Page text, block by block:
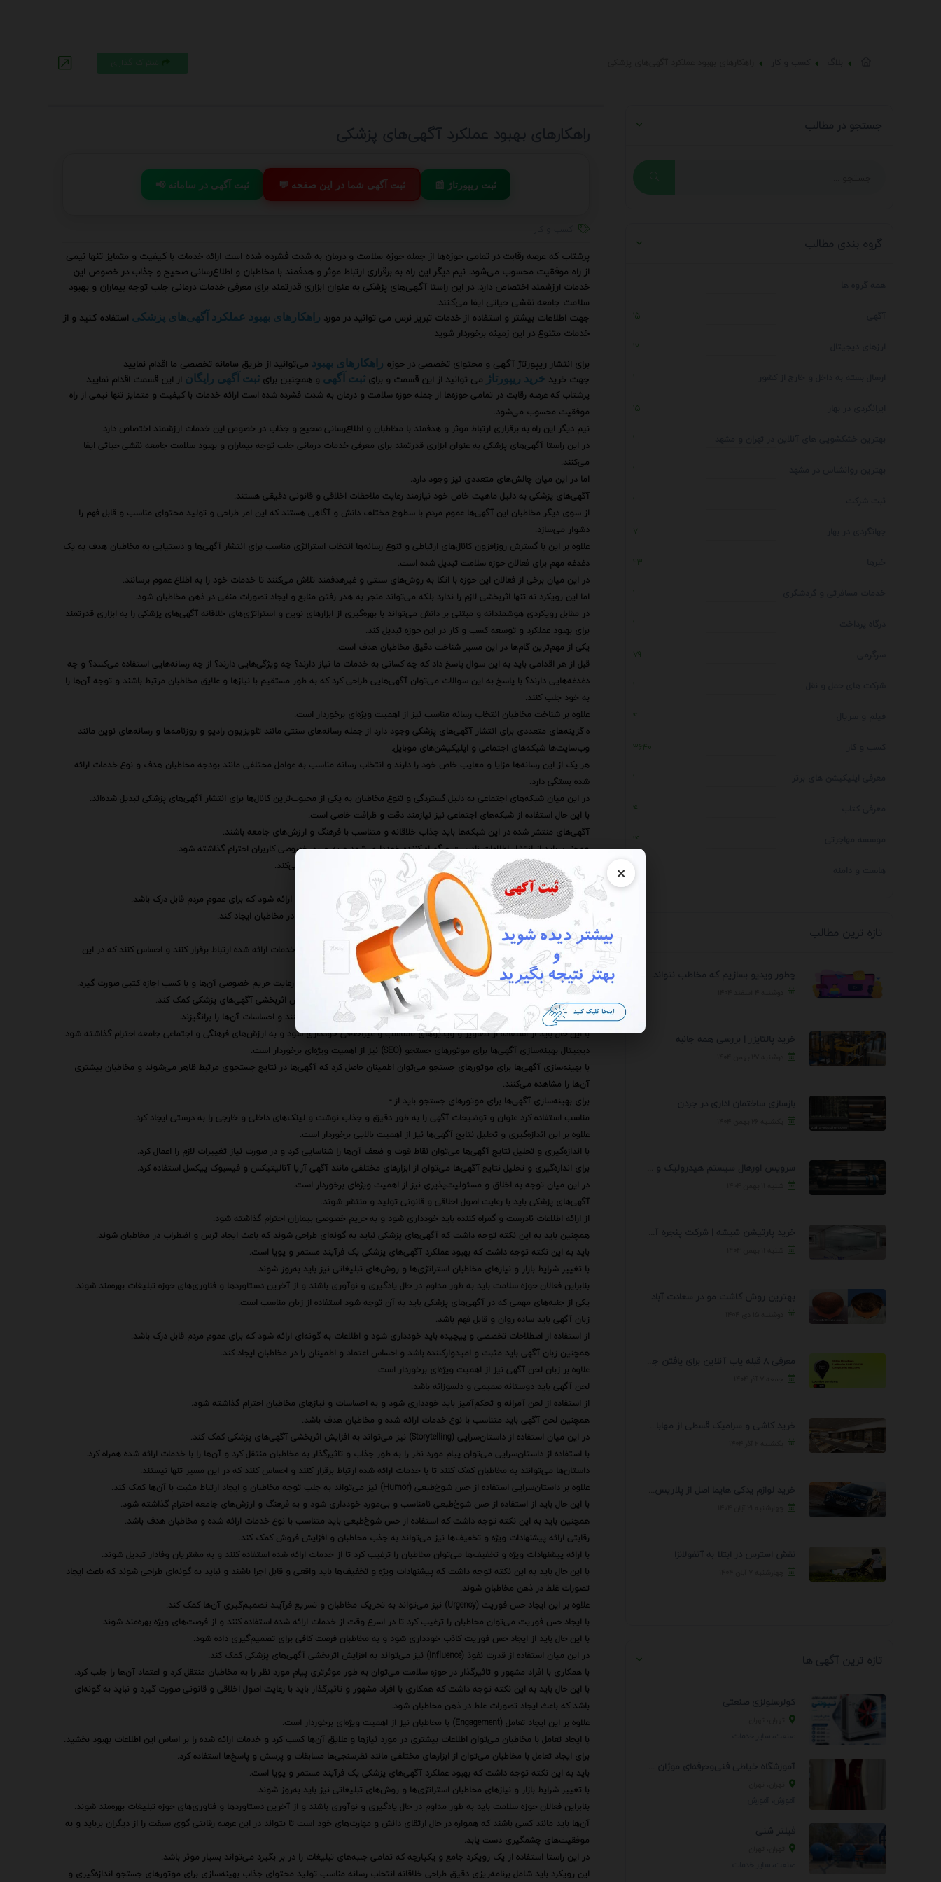
×
راهکارهای بهبود عملکرد آگهی‌های پزشکی
📢 ثبت آگهی در سامانه 💬 ثبت آگهی شما در این صفحه 📰 ثبت ریپورتاژ
پرشتاب که عرصه رقابت در تمامی حوزه‌ها از جمله حوزه سلامت و درمان به شدت فشرده شده است ارائه خدمات با کیفیت و متمایز تنها نیمی
از راه موفقیت محسوب می‌شود. نیم دیگر این راه به برقراری ارتباط موثر و هدفمند با مخاطبان و اطلاع‌رسانی صحیح و جذاب در خصوص این
خدمات ارزشمند اختصاص دارد. در این راستا آگهی‌های پزشکی به عنوان ابزاری قدرتمند برای معرفی خدمات درمانی جلب توجه بیماران و بهبود
سلامت جامعه نقشی حیاتی ایفا می‌کنند.
جهت اطلاعات بیشتر و استفاده از خدمات تبریز نرس می توانید در مورد راهکارهای بهبود عملکرد آگهی‌های پزشکی استفاده کنید و از
خدمات متنوع در این زمینه برخوردار شوید
برای انتشار ریپورتاژ آگهی و محتوای تخصصی در حوزه راهکارهای بهبود می‌توانید از طریق سامانه تخصصی ما اقدام نمایید
جهت خرید خرید ریپورتاژ می توانید از این قسمت و برای ثبت آگهی و همچنین برای ثبت آگهی رایگان از این قسمت اقدام نمایید
پرشتاب که عرصه رقابت در تمامی حوزه‌ها از جمله حوزه سلامت و درمان به شدت فشرده شده است ارائه خدمات با کیفیت و متمایز تنها نیمی از راه
موفقیت محسوب می‌شود.
نیم دیگر این راه به برقراری ارتباط موثر و هدفمند با مخاطبان و اطلاع‌رسانی صحیح و جذاب در خصوص این خدمات ارزشمند اختصاص دارد.
در این راستا آگهی‌های پزشکی به عنوان ابزاری قدرتمند برای معرفی خدمات درمانی جلب توجه بیماران و بهبود سلامت جامعه نقشی حیاتی ایفا
می‌کنند.
اما در این میان چالش‌های متعددی نیز وجود دارد.
آگهی‌های پزشکی به دلیل ماهیت خاص خود نیازمند رعایت ملاحظات اخلاقی و قانونی دقیقی هستند.
از سوی دیگر مخاطبان این آگهی‌ها عموم مردم با سطوح مختلف دانش و آگاهی هستند که این امر طراحی و تولید محتوای مناسب و قابل فهم را
دشوار می‌سازد.
علاوه بر این با گسترش روزافزون کانال‌های ارتباطی و تنوع رسانه‌ها انتخاب استراتژی مناسب برای انتشار آگهی‌ها و دستیابی به مخاطبان هدف به یک
دغدغه مهم برای فعالان حوزه سلامت تبدیل شده است.
در این میان برخی از فعالان این حوزه با اتکا به روش‌های سنتی و غیرهدفمند تلاش می‌کنند تا خدمات خود را به اطلاع عموم برسانند.
اما این رویکرد نه تنها اثربخشی لازم را ندارد بلکه می‌تواند منجر به هدر رفتن منابع و ایجاد تصورات منفی در ذهن مخاطبان شود.
در مقابل رویکردی هوشمندانه و مبتنی بر دانش می‌تواند با بهره‌گیری از ابزارهای نوین و استراتژی‌های خلاقانه آگهی‌های پزشکی را به ابزاری قدرتمند
برای بهبود عملکرد و توسعه کسب و کار در این حوزه تبدیل کند.
یکی از مهم‌ترین گام‌ها در این مسیر شناخت دقیق مخاطبان هدف است.
قبل از هر اقدامی باید به این سوال پاسخ داد که چه کسانی به خدمات ما نیاز دارند؟ چه ویژگی‌هایی دارند؟ از چه رسانه‌هایی استفاده می‌کنند؟ و چه
دغدغه‌هایی دارند؟ با پاسخ به این سوالات می‌توان آگهی‌هایی طراحی کرد که به طور مستقیم با نیازها و علایق مخاطبان مرتبط باشند و توجه آن‌ها را
به خود جلب کنند.
علاوه بر شناخت مخاطبان انتخاب رسانه مناسب نیز از اهمیت ویژه‌ای برخوردار است.
ه گزینه‌های متعددی برای انتشار آگهی‌های پزشکی وجود دارد از جمله رسانه‌های سنتی مانند تلویزیون رادیو و روزنامه‌ها و رسانه‌های نوین مانند
وب‌سایت‌ها شبکه‌های اجتماعی و اپلیکیشن‌های موبایل.
هر یک از این رسانه‌ها مزایا و معایب خاص خود را دارند و انتخاب رسانه مناسب به عوامل مختلفی مانند بودجه مخاطبان هدف و نوع خدمات ارائه
شده بستگی دارد.
در این میان شبکه‌های اجتماعی به دلیل گستردگی و تنوع مخاطبان به یکی از محبوب‌ترین کانال‌ها برای انتشار آگهی‌های پزشکی تبدیل شده‌اند.
با این حال استفاده از شبکه‌های اجتماعی نیز نیازمند دقت و ظرافت خاصی است.
آگهی‌های منتشر شده در این شبکه‌ها باید جذاب خلاقانه و متناسب با فرهنگ و ارزش‌های جامعه باشند.
همچنین باید از انتشار اطلاعات نادرست و گمراه کننده خودداری شود و به حریم خصوصی کاربران احترام گذاشته شود.
علاوه بر انتخاب رسانه مناسب محتوای آگهی نیز نقش مهمی در اثربخشی آن ایفا می‌کند.
محتوای آگهی باید شفاف صادقانه و قابل فهم باشد.
از استفاده از اصطلاحات تخصصی و پیچیده باید خودداری شود و اطلاعات به گونه‌ای ارائه شود که برای عموم مردم قابل درک باشد.
همچنین محتوای آگهی باید به گونه‌ای طراحی شود که احساس اعتماد و اطمینان را در مخاطبان ایجاد کند.
یکی از راه‌های ایجاد اعتماد استفاده از نظرات و تجربیات بیماران است.
به اشتراک گذاشتن داستان‌های واقعی بیماران می‌تواند به مخاطبان کمک کند تا با خدمات ارائه شده ارتباط برقرار کنند و احساس کنند که در این
مسیر تنها نیستند.
با این حال باید به این نکته توجه داشت که انتشار نظرات و تجربیات بیماران باید با رعایت حریم خصوصی آن‌ها و با کسب اجازه کتبی صورت گیرد.
علاوه بر محتوای متنی استفاده از تصاویر و ویدیوهای جذاب نیز می‌تواند به افزایش اثربخشی آگهی‌های پزشکی کمک کند.
تصاویر و ویدیوها می‌توانند به طور موثرتری پیام مورد نظر را به مخاطبان منتقل کنند و احساسات آن‌ها را برانگیزند.
با این حال باید از استفاده از تصاویر و ویدیوهای نامناسب و غیراخلاقی خودداری شود و به ارزش‌های فرهنگی و اجتماعی جامعه احترام گذاشته شود.
دیجیتال بهینه‌سازی آگهی‌ها برای موتورهای جستجو (SEO) نیز از اهمیت ویژه‌ای برخوردار است.
با بهینه‌سازی آگهی‌ها برای موتورهای جستجو می‌توان اطمینان حاصل کرد که آگهی‌ها در نتایج جستجوی مرتبط ظاهر می‌شوند و مخاطبان بیشتری
آن‌ها را مشاهده می‌کنند.
برای بهینه‌سازی آگهی‌ها برای موتورهای جستجو باید از -
مناسب استفاده کرد عنوان و توضیحات آگهی را به طور دقیق و جذاب نوشت و لینک‌های داخلی و خارجی را به درستی ایجاد کرد.
علاوه بر این اندازه‌گیری و تحلیل نتایج آگهی‌ها نیز از اهمیت بالایی برخوردار است.
با اندازه‌گیری و تحلیل نتایج آگهی‌ها می‌توان نقاط قوت و ضعف آن‌ها را شناسایی کرد و در صورت نیاز تغییرات لازم را اعمال کرد.
برای اندازه‌گیری و تحلیل نتایج آگهی‌ها می‌توان از ابزارهای مختلفی مانند آگهی آریا آنالیتیکس و فیسبوک پیکسل استفاده کرد.
در این میان توجه به اخلاق و مسئولیت‌پذیری نیز از اهمیت ویژه‌ای برخوردار است.
آگهی‌های پزشکی باید با رعایت اصول اخلاقی و قانونی تولید و منتشر شوند.
از ارائه اطلاعات نادرست و گمراه کننده باید خودداری شود و به حریم خصوصی بیماران احترام گذاشته شود.
همچنین باید به این نکته توجه داشت که آگهی‌های پزشکی نباید به گونه‌ای طراحی شوند که باعث ایجاد ترس و اضطراب در مخاطبان شوند.
باید به این نکته توجه داشت که بهبود عملکرد آگهی‌های پزشکی یک فرآیند مستمر و پویا است.
با تغییر شرایط بازار و نیازهای مخاطبان استراتژی‌ها و روش‌های تبلیغاتی نیز باید به‌روز شوند.
بنابراین فعالان حوزه سلامت باید به طور مداوم در حال یادگیری و نوآوری باشند و از آخرین دستاوردها و فناوری‌های حوزه تبلیغات بهره‌مند شوند.
یکی از جنبه‌های مهمی که در آگهی‌های پزشکی باید به آن توجه شود استفاده از زبان مناسب است.
زبان آگهی باید ساده روان و قابل فهم باشد.
از استفاده از اصطلاحات تخصصی و پیچیده باید خودداری شود و اطلاعات به گونه‌ای ارائه شود که برای عموم مردم قابل درک باشد.
همچنین زبان آگهی باید مثبت و امیدوارکننده باشد و احساس اعتماد و اطمینان را در مخاطبان ایجاد کند.
علاوه بر زبان لحن آگهی نیز از اهمیت ویژه‌ای برخوردار است.
لحن آگهی باید دوستانه صمیمی و دلسوزانه باشد.
از استفاده از لحن آمرانه و تحکم‌آمیز باید خودداری شود و به احساسات و نیازهای مخاطبان احترام گذاشته شود.
همچنین لحن آگهی باید متناسب با نوع خدمات ارائه شده و مخاطبان هدف باشد.
در این میان استفاده از داستان‌سرایی (Storytelling) نیز می‌تواند به افزایش اثربخشی آگهی‌های پزشکی کمک کند.
با استفاده از داستان‌سرایی می‌توان پیام مورد نظر را به طور جذاب و تاثیرگذار به مخاطبان منتقل کرد و آن‌ها را با خدمات ارائه شده همراه کرد.
داستان‌ها می‌توانند به مخاطبان کمک کنند تا با خدمات ارائه شده ارتباط برقرار کنند و احساس کنند که در این مسیر تنها نیستند.
علاوه بر داستان‌سرایی استفاده از حس شوخ‌طبعی (Humor) نیز می‌تواند به جلب توجه مخاطبان و ایجاد ارتباط مثبت با آن‌ها کمک کند.
با این حال باید از استفاده از حس شوخ‌طبعی نامناسب و بی‌مورد خودداری شود و به فرهنگ و ارزش‌های جامعه احترام گذاشته شود.
همچنین باید به این نکته توجه داشت که استفاده از حس شوخ‌طبعی باید متناسب با نوع خدمات ارائه شده و مخاطبان هدف باشد.
رقابتی ارائه پیشنهادات ویژه و تخفیف‌ها نیز می‌تواند به جذب مخاطبان و افزایش فروش کمک کند.
با ارائه پیشنهادات ویژه و تخفیف‌ها می‌توان مخاطبان را ترغیب کرد تا از خدمات ارائه شده استفاده کنند و به مشتریان وفادار تبدیل شوند.
با این حال باید به این نکته توجه داشت که پیشنهادات ویژه و تخفیف‌ها باید واقعی و قابل اجرا باشند و نباید به گونه‌ای طراحی شوند که باعث ایجاد
تصورات غلط در ذهن مخاطبان شوند.
علاوه بر این ایجاد حس فوریت (Urgency) نیز می‌تواند به تحریک مخاطبان و تسریع فرآیند تصمیم‌گیری آن‌ها کمک کند.
با ایجاد حس فوریت می‌توان مخاطبان را ترغیب کرد تا در اسرع وقت از خدمات ارائه شده استفاده کنند و از فرصت‌های ویژه بهره‌مند شوند.
با این حال باید از ایجاد حس فوریت کاذب خودداری شود و به مخاطبان فرصت کافی برای تصمیم‌گیری داده شود.
در این میان استفاده از قدرت نفوذ (Influence) نیز می‌تواند به افزایش اثربخشی آگهی‌های پزشکی کمک کند.
با همکاری با افراد مشهور و تاثیرگذار در حوزه سلامت می‌توان به طور موثرتری پیام مورد نظر را به مخاطبان منتقل کرد و اعتماد آن‌ها را جلب کرد.
با این حال باید به این نکته توجه داشت که همکاری با افراد مشهور و تاثیرگذار باید با رعایت اصول اخلاقی و قانونی صورت گیرد و نباید به گونه‌ای
باشد که باعث ایجاد تصورات غلط در ذهن مخاطبان شود.
علاوه بر این ایجاد تعامل (Engagement) با مخاطبان نیز از اهمیت ویژه‌ای برخوردار است.
با ایجاد تعامل با مخاطبان می‌توان اطلاعات بیشتری در مورد نیازها و علایق آن‌ها کسب کرد و خدمات ارائه شده را بر اساس این اطلاعات بهبود بخشید.
برای ایجاد تعامل با مخاطبان می‌توان از ابزارهای مختلفی مانند نظرسنجی‌ها مسابقات و پرسش و پاسخ‌ها استفاده کرد.
باید به این نکته توجه داشت که بهبود عملکرد آگهی‌های پزشکی یک فرآیند مستمر و پویا است.
با تغییر شرایط بازار و نیازهای مخاطبان استراتژی‌ها و روش‌های تبلیغاتی نیز باید به‌روز شوند.
بنابراین فعالان حوزه سلامت باید به طور مداوم در حال یادگیری و نوآوری باشند و از آخرین دستاوردها و فناوری‌های حوزه تبلیغات بهره‌مند شوند.
آن‌ها باید مانند کسی باشند که همواره در حال ارتقای دانش و مهارت‌های خود است تا بتواند در این عرصه رقابتی گوی سبقت را از دیگران برباید و به
موفقیت‌های چشمگیری دست یابد.
در این راستا استفاده از یک رویکرد جامع و یکپارچه که تمامی جنبه‌های تبلیغات را در بر بگیرد می‌تواند بسیار موثر باشد.
این رویکرد باید شامل برنامه‌ریزی دقیق طراحی خلاقانه انتخاب رسانه مناسب تولید محتوای جذاب بهینه‌سازی برای موتورهای جستجو اندازه‌گیری و
جستجو در مطالب
گروه بندی مطالب
15
12
1
15
1
1
1
7
23
1
1
79
1
4
3640
1
4
14
تازه ترین مطالب
خرید پالتایزر | بررسی همه جانبه
بازسازی ساختمان اداری در جردن
خرید پارتیشن شیشه | شرکت پنجره آسمان
بهترین روش کاشت مو در سعادت آباد
معرفی 8 قبله یاب آنلاین برای یافتن جهت انجام ...
نقش استرس در ابتلا به آنفولانزا
تازه ترین آگهی ها
کولرسلولزی صنعتی
فیلتر شنی